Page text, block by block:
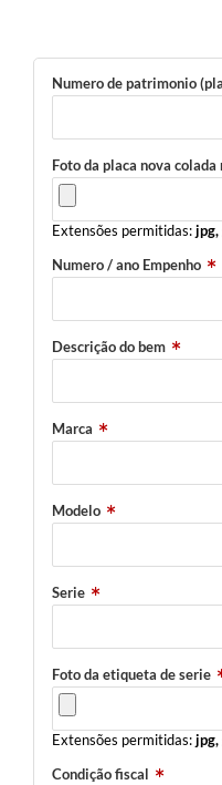
Numero de patrimonio
Foto da placa nova colada
Extensões permitidas:jpg,
Numero / ano Empenho
Descrição do bem
Marca
Modelo
Serie
Foto da etiqueta de serie
Extensões permitidas:jpg,
Condição fiscal